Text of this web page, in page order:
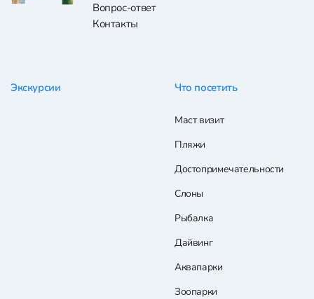
Вопрос-ответ
Контакты
Экскурсии Что посетить
Маст визит
Пляжи
Достопримечательности
Слоны
Рыбалка
Дайвинг
Аквапарки
Зоопарки